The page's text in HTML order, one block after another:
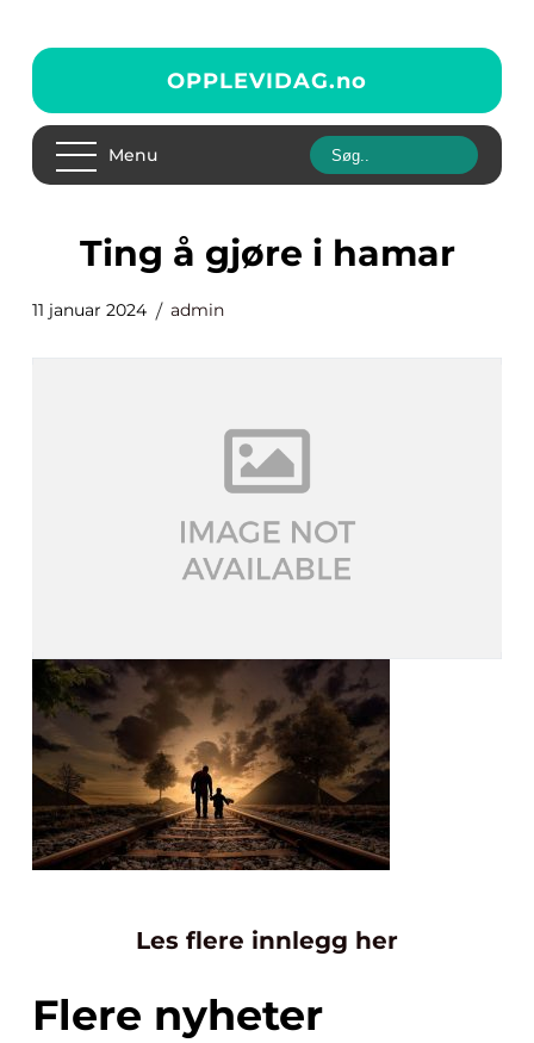
OPPLEVIDAG.no
Menu
ting å gjøre i hamar
11 januar 2024 admin
Les flere innlegg her
Flere nyheter